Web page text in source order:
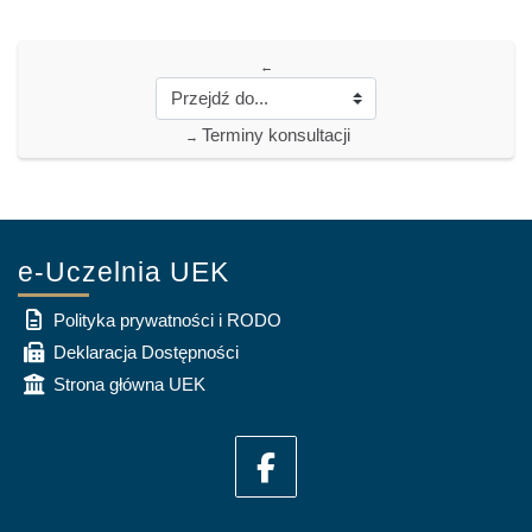
←
→ Terminy konsultacji
e-Uczelnia UEK
Polityka prywatności i RODO
Deklaracja Dostępności
Strona główna UEK